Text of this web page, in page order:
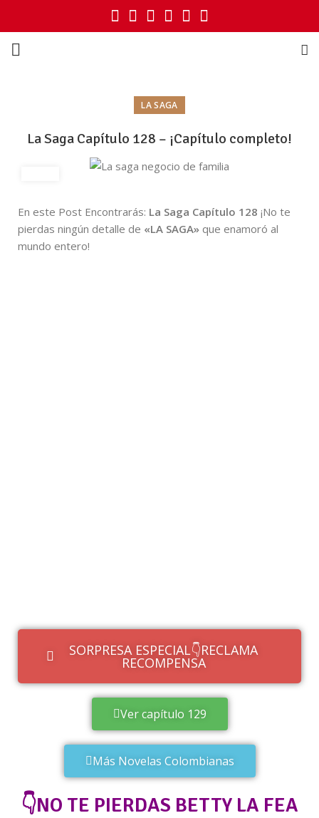
LA SAGA
La Saga Capítulo 128 – ¡Capítulo completo!
En este Post Encontrarás: La Saga Capítulo 128 ¡No te
pierdas ningún detalle de «LA SAGA» que enamoró al
mundo entero!
SORPRESA ESPECIAL👇RECLAMA
RECOMPENSA
Ver capítulo 129
Más Novelas Colombianas
👇NO TE PIERDAS BETTY LA FEA